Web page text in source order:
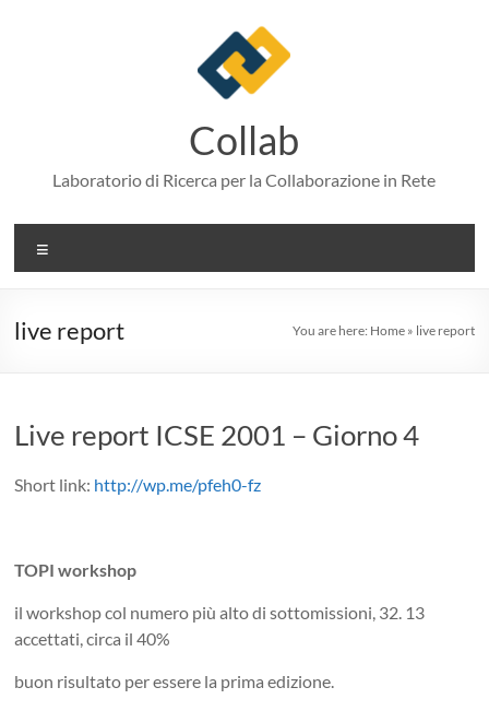
Collab
Laboratorio di Ricerca per la Collaborazione in Rete
live report You are here: Home» live report
Live report ICSE 2001 – Giorno 4
Short link: http://wp.me/pfeh0-fz
TOPI workshop
il workshop col numero più alto di sottomissioni, 32. 13
accettati, circa il 40%
buon risultato per essere la prima edizione.